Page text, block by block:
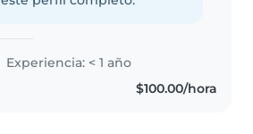
Experiencia: < 1 año
$100.00/hora